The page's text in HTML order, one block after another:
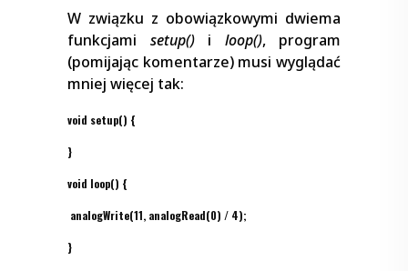
W związku z obowiązkowymi dwiema
funkcjami setup()i loop(), program
(pomijając komentarze) musi wyglądać
mniej więcej tak:
void setup() {
}
void loop() {
analogWrite(11, analogRead(0) / 4);
}